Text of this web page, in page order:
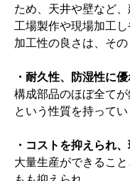
ため、天井や壁など、
工場製作や現場加工し
加工性の良さは、そ
・耐久性、 防湿性に優
構成部品のほぼ全て
という性質を持ってい
・コストを抑えられ
大量生産ができるこ